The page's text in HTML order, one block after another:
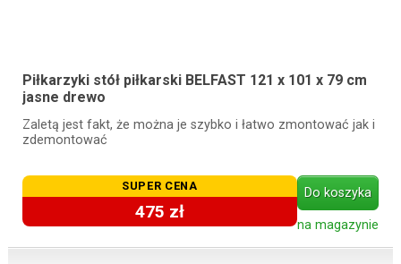
Piłkarzyki stół piłkarski BELFAST 121 x 101 x 79 cm
jasne drewo
Zaletą jest fakt, że można je szybko i łatwo zmontować jak i
zdemontować
SUPER CENA
475 zł
Do koszyka
na magazynie